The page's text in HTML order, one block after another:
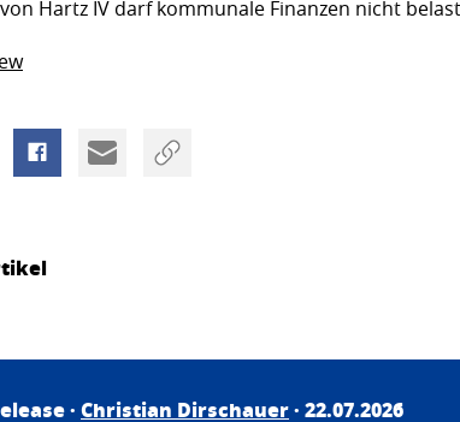
von Hartz IV darf kommunale Finanzen nicht
· Christian Dirschauer· 22.07.2026